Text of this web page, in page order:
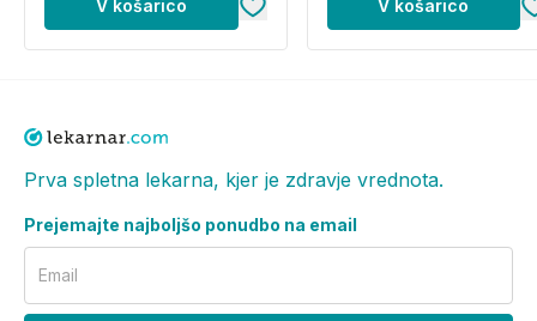
V košarico V košarico
Prva spletna lekarna, kjer je zdravje vrednota.
Prejemajte najboljšo ponudbo na email
Email